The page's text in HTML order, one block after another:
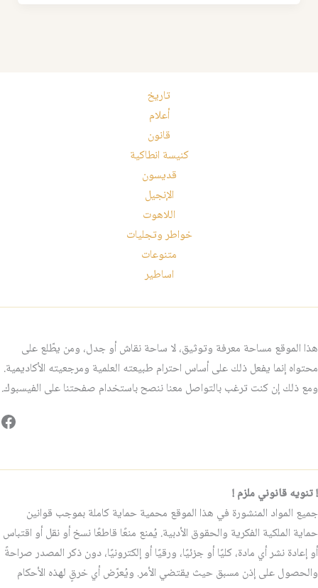
تاريخ
أعلام
قانون
كنيسة انطاكية
قديسون
الإنجيل
اللاهوت
خواطر وتجليات
متنوعات
اساطير
هذا الموقع مساحة معرفة وتوثيق، لا ساحة نقاش أو جدل، ومن يطّلع على
محتواه إنما يفعل ذلك على أساس احترام طبيعته العلمية ومرجعيته الأكاديمية.
ومع ذلك إن كنت ترغب بالتواصل معنا ننصح باستخدام صفحتنا على الفيسبوك.
! تنويه قانوني ملزم !
جميع المواد المنشورة في هذا الموقع محمية حماية كاملة بموجب قوانين
حماية الملكية الفكرية والحقوق الأدبية. يُمنع منعًا قاطعًا نسخ أو نقل أو اقتباس
أو إعادة نشر أي مادة، كليًا أو جزئيًا، ورقيًا أو إلكترونيًا، دون ذكر المصدر صراحةً
والحصول على إذن مسبق حيث يقتضي الأمر. ويُعرّض أي خرقٍ لهذه الأحكام